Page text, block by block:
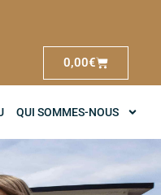
0,00€
QUI SOMMES-NOUS